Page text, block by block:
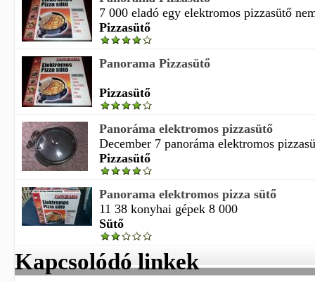
7 000 eladó egy elektromos pizzasütő
Pizzasütő
Panorama Pizzasütő
Pizzasütő
Panoráma elektromos pizzasütő
December 7 panoráma elektromos
Pizzasütő
Panorama elektromos pizza sütő
11 38 konyhai gépek 8 000
Sütő
Kapcsolódó linkek